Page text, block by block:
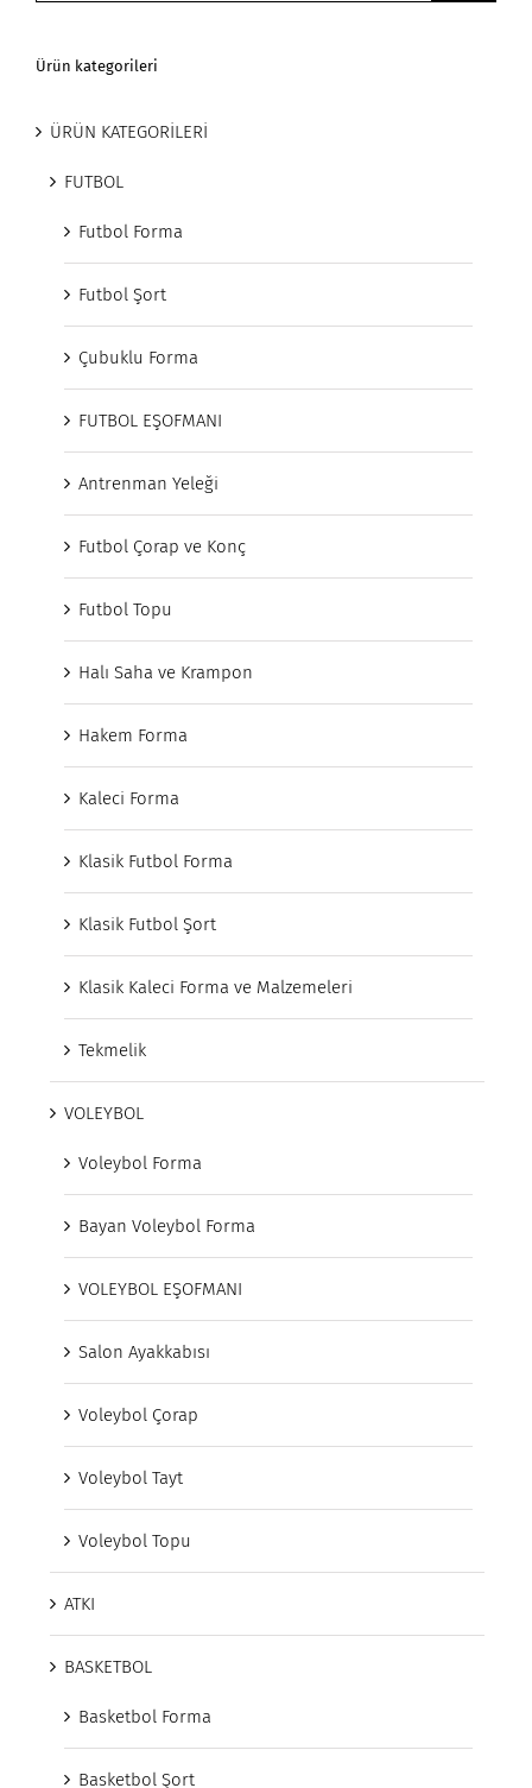
Ürün kategorileri
ÜRÜN KATEGORİLERİ
FUTBOL
Futbol Forma
Futbol Şort
Çubuklu Forma
FUTBOL EŞOFMANI
Antrenman Yeleği
Futbol Çorap ve Konç
Futbol Topu
Halı Saha ve Krampon
Hakem Forma
Kaleci Forma
Klasik Futbol Forma
Klasik Futbol Şort
Klasik Kaleci Forma ve Malzemeleri
Tekmelik
VOLEYBOL
Voleybol Forma
Bayan Voleybol Forma
VOLEYBOL EŞOFMANI
Salon Ayakkabısı
Voleybol Çorap
Voleybol Tayt
Voleybol Topu
ATKI
BASKETBOL
Basketbol Forma
Basketbol Şort